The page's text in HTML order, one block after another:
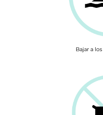
Bajar a